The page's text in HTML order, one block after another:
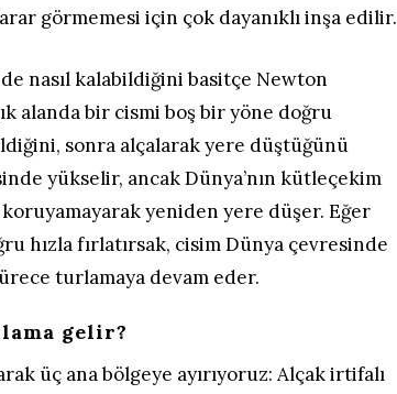
görmemesi için çok dayanıklı inşa edilir.
nasıl kalabildiğini basitçe Newton
alanda bir cismi boş bir yöne doğru
sonra alçalarak yere düştüğünü
yükselir, ancak Dünya’nın kütleçekim
yeniden yere düşer. Eğer
hızla fırlatırsak, cisim Dünya çevresinde
turlamaya devam eder.
gelir?
üç ana bölgeye ayırıyoruz: Alçak irtifalı